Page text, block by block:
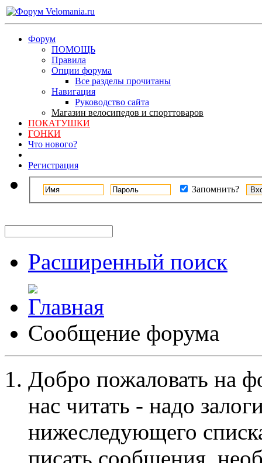
Форум
ПОМОЩЬ
Правила
Опции форума
Все разделы прочитаны
Навигация
Руководство сайта
Магазин велосипедов и спорттоваров
ПОКАТУШКИ
ГОНКИ
Что нового?
Регистрация
Запомнить?
Расширенный поиск
Сообщение форума
Добро пожаловать на
нас читать - надо
нижеследующего